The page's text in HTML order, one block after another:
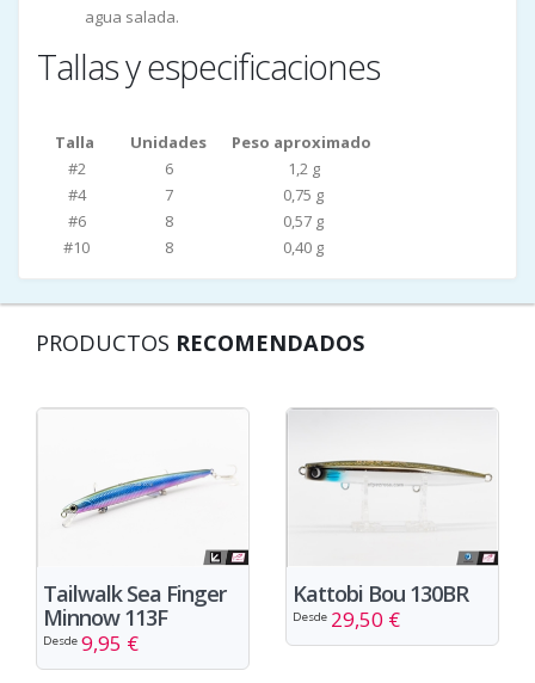
agua salada.
Tallas y especificaciones
Talla Unidades
Peso aproximado
#2
6
1,2 g
#4
7
0,75 g
#6
8
0,57 g
#10
8 0,40 g
PRODUCTOS RECOMENDADOS
Tailwalk Sea Finger
Minnow 113F
Desde 9,95 €
Kattobi Bou 130BR
Desde 29,50 €